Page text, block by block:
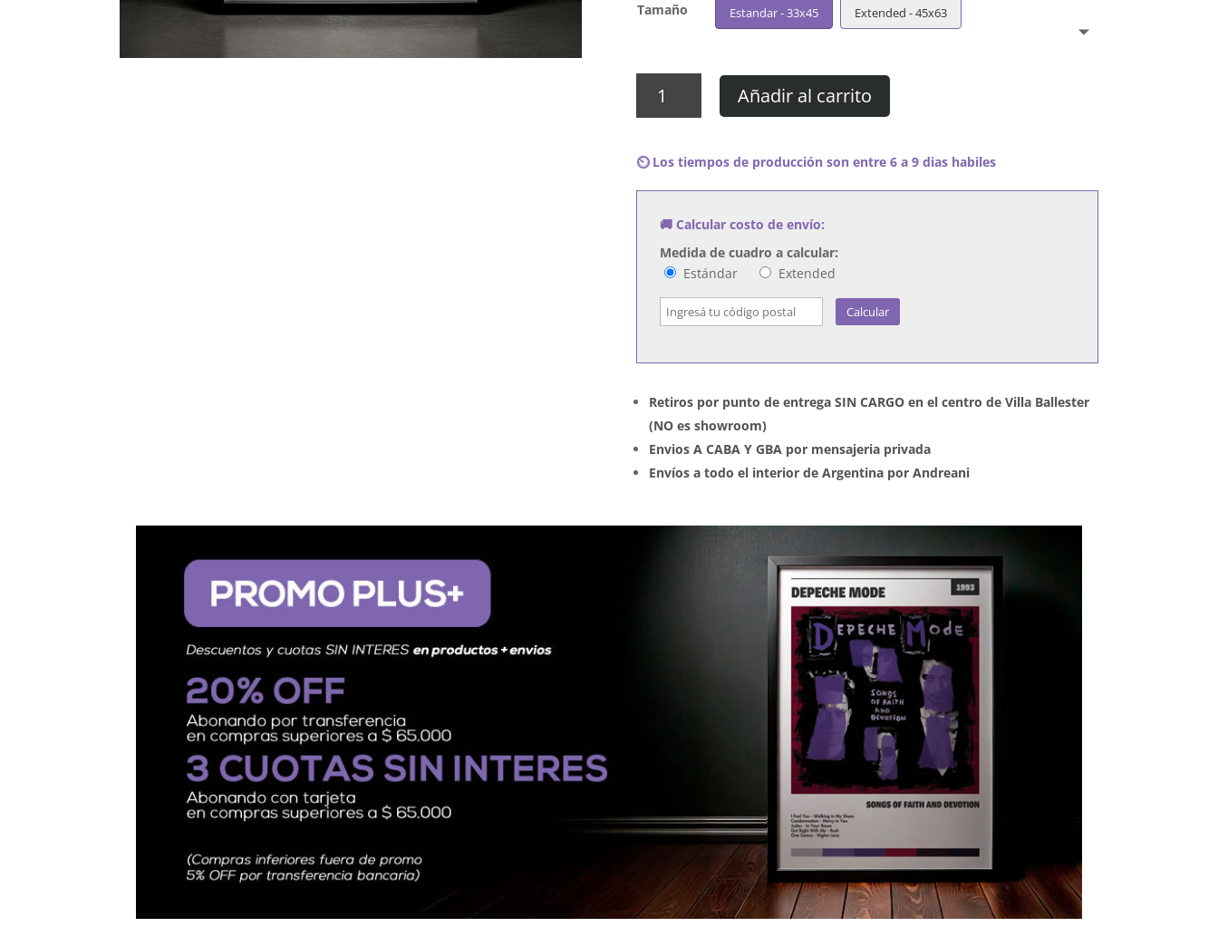
Tamaño Estandar - 33x45 Extended - 45x63
Gojira
Incognita
cantidad
Añadir al carrito
⏲️ Los tiempos de producción son entre 6 a 9 dias habiles
🚚 Calcular costo de envío:
Medida de cuadro a calcular:
Estándar
Extended
Calcular
Retiros por punto de entrega SIN CARGO en el centro de Villa Ballester
(NO es showroom)
Envios A CABA Y GBA por mensajeria privada
Envíos a todo el interior de Argentina por Andreani